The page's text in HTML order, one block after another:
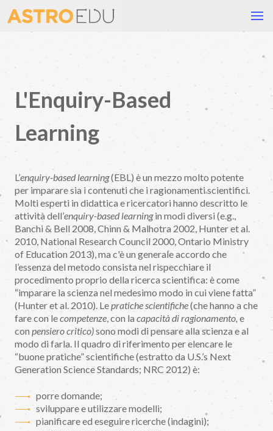
L'Enquiry-Based
Learning
L’enquiry-based learning(EBL) è un mezzo molto potente
per imparare sia i contenuti che i ragionamenti scientifici.
Molti esperti in didattica e ricercatori hanno descritto le
attività dell’enquiry-based learningin modi diversi (e.g.,
Banchi & Bell 2008, Chinn & Malhotra 2002, Hunter et al.
2010, National Research Council 2000, Ontario Ministry
of Education 2013), ma c'è un generale accordo che
l’essenza del metodo consista nel rispecchiare il
procedimento proprio della ricerca scientifica: è come
“imparare la scienza nel medesimo modo in cui viene fatta”
(Hunter et al. 2010). Lepratiche scientifiche(che hanno a che
fare con lecompetenze, con la capacità di ragionamento, e
con pensiero critico)sono modi di pensare alla scienza e al
modo di farla. Il quadro di riferimento per elencare le
“buone pratiche” scientifiche (estratto da U.S.’s Next
Generation Science Standards; NRC 2012) è:
porre domande;
sviluppare e utilizzare modelli;
pianificare ed eseguire ricerche (indagini);